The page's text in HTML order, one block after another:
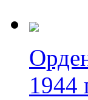
1944